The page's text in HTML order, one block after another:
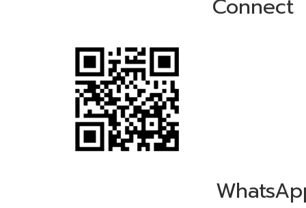
Connect